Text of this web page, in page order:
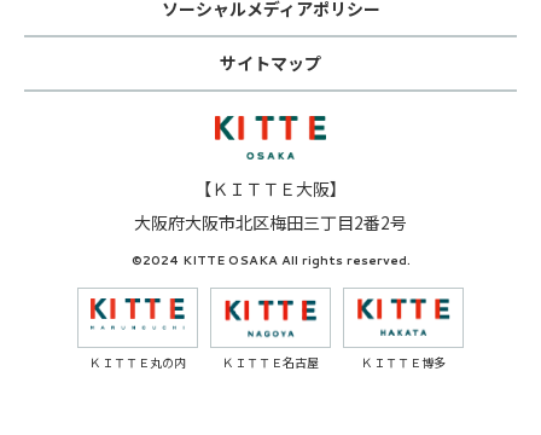
ソーシャルメディアポリシー
サイトマップ
【ＫＩＴＴＥ大阪】
大阪府大阪市北区梅田三丁目2番2号
©2024 KITTE OSAKA All rights reserved.
ＫＩＴＴＥ丸の内 ＫＩＴＴＥ名古屋 ＫＩＴＴＥ博多